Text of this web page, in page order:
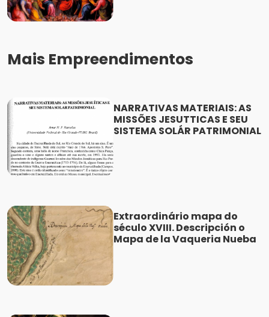
Mais Empreendimentos
NARRATIVAS MATERIAIS: AS
MISSÕES JESUTTICAS E SEU
SISTEMA SOLÁR PATRIMONIAL
Extraordinário mapa do
século XVIII. Descripción o
Mapa de la Vaqueria Nueba